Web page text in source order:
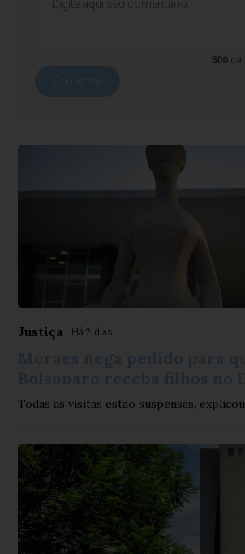
500
Justiça Há 2 dias
Todas as visitas estão suspensas,